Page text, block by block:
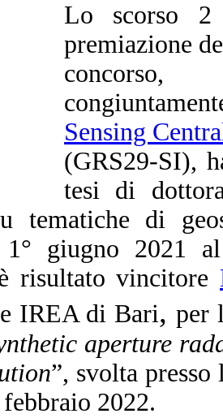
Lo scorso
premiazione
concorso,
Sensing
(GRS29-SI),
tesi di
tematiche di
1° giugno 2021
risultato vincitore
IREA di Bari,per
aperture
”, svolta presso
2022.